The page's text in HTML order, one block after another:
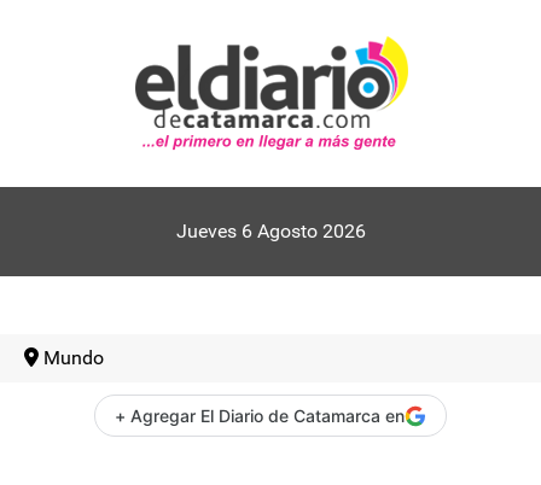
Jueves 6 Agosto 2026
Mundo
+ Agregar El Diario de Catamarca en